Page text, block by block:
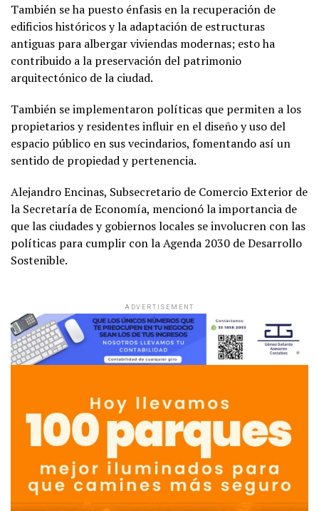
También se ha puesto énfasis en la recuperación de
edificios históricos y la adaptación de estructuras
antiguas para albergar viviendas modernas; esto ha
contribuido a la preservación del patrimonio
arquitectónico de la ciudad.
También se implementaron políticas que permiten a los
propietarios y residentes influir en el diseño y uso del
espacio público en sus vecindarios, fomentando así un
sentido de propiedad y pertenencia.
Alejandro Encinas, Subsecretario de Comercio Exterior de
la Secretaría de Economía, mencionó la importancia de
que las ciudades y gobiernos locales se involucren con las
políticas para cumplir con la Agenda 2030 de Desarrollo
Sostenible.
ADVERTISEMENT